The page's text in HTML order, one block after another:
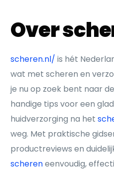
Over
scheren.nl/ is hét
wat met scheren en
je nu op zoek bent naar
handige tips voor een
huidverzorging na het
weg. Met praktische
productreviews en
schereneenvoudig,